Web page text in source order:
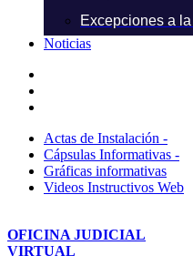
Excepciones a
Noticias
Actas de Instalación -
Cápsulas Informativas -
Gráficas informativas
Videos Instructivos Web
OFICINA JUDICIAL
VIRTUAL